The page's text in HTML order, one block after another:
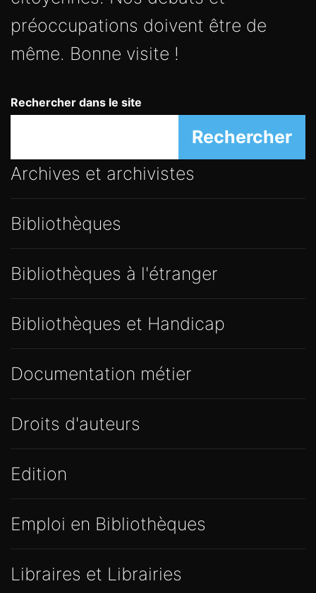
préoccupations doivent être de
même. Bonne visite !
Rechercher dans le site
Rechercher
Archives et archivistes
Bibliothèques
Bibliothèques à l'étranger
Bibliothèques et Handicap
Documentation métier
Droits d'auteurs
Edition
Emploi en Bibliothèques
Libraires et Librairies